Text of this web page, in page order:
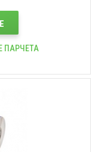
ПАРЧЕТА